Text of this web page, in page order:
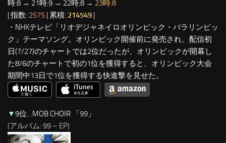
時:8 → 21時:9 → 22時:8 → 23時:8
| 指数: 2575 | 累積: 214549 |
・NHKテレビ「リオデジャネイロオリンピック・パラリンピッ
ク」テーマソング。オリンピック開催前に発売され、配信初
日(7/27)のチャートでは2位だったが、オリンピックが開幕し
た8/6のチャートで初の1位を獲得すると、オリンピック大会
期間中13日で1位を獲得する快進撃を見せた。
▼9位…MOB CHOIR 「99 」
(アルバム: 99 – EP)